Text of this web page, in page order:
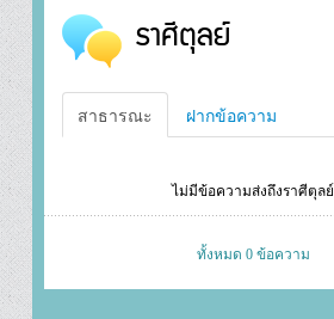
ราศีตุลย์
สาธารณะ ฝากข้อความ
ไม่มีข้อความส่งถึงราศีตุลย์
ทั้งหมด 0 ข้อความ